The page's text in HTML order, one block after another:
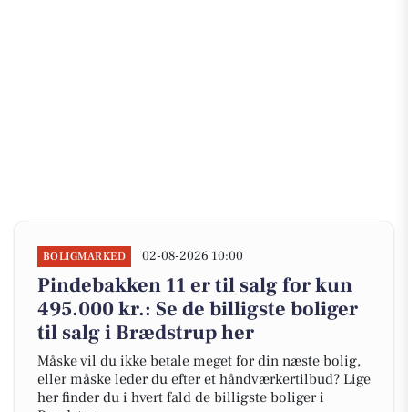
BOLIGMARKED 02-08-2026 10:00
Pindebakken 11 er til salg for kun
495.000 kr.: Se de billigste boliger
til salg i Brædstrup her
Måske vil du ikke betale meget for din næste bolig,
eller måske leder du efter et håndværkertilbud? Lige
her finder du i hvert fald de billigste boliger i